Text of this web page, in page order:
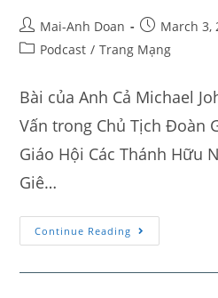
Mai-Anh Doan
March 3,
Podcast / Trang Mạng
Bài của Anh Cả Michael
Vấn trong Chủ Tịch Đoàn
Giáo Hội Các Thánh Hữu
Giê…
Continue Reading